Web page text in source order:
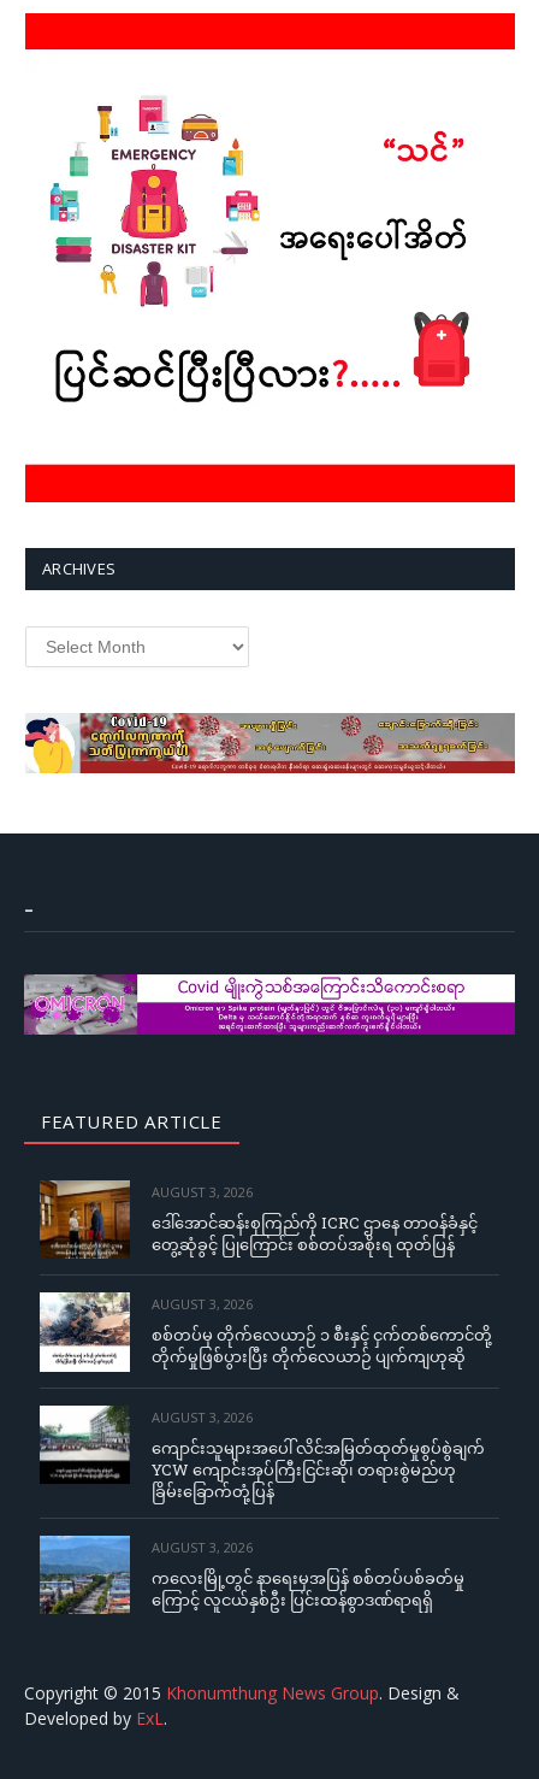
ARCHIVES
Archives
–
FEATURED ARTICLE
AUGUST 3, 2026
ဒေါ်အောင်ဆန်းစုကြည်ကို ICRC ဌာနေ တာဝန်ခံနှင့်
တွေ့ဆုံခွင့် ပြုကြောင်း စစ်တပ်အစိုးရ ထုတ်ပြန်
AUGUST 3, 2026
စစ်တပ်မှ တိုက်လေယာဉ် ၁ စီးနှင့် ငှက်တစ်ကောင်တို့
တိုက်မှုဖြစ်ပွားပြီး တိုက်လေယာဉ် ပျက်ကျဟုဆို
AUGUST 3, 2026
ကျောင်းသူများအပေါ် လိင်အမြတ်ထုတ်မှုစွပ်စွဲချက်
YCW ကျောင်းအုပ်ကြီးငြင်းဆို၊ တရားစွဲမည်ဟု
ခြိမ်းခြောက်တုံ့ပြန်
AUGUST 3, 2026
ကလေးမြို့တွင် နာရေးမှအပြန် စစ်တပ်ပစ်ခတ်မှု
ကြောင့် လူငယ်နှစ်ဦး ပြင်းထန်စွာဒဏ်ရာရရှိ
Copyright © 2015 Khonumthung News Group. Design &
Developed by ExL.